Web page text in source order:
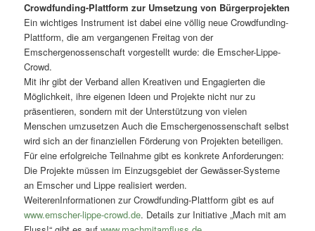
Crowdfunding-Plattform zur Umsetzung von Bürgerprojekten
Ein wichtiges Instrument ist dabei eine völlig neue Crowdfunding-
Plattform, die am vergangenen Freitag von der
Emschergenossenschaft vorgestellt wurde: die Emscher-Lippe-
Crowd.
Mit ihr gibt der Verband allen Kreativen und Engagierten die
Möglichkeit, ihre eigenen Ideen und Projekte nicht nur zu
präsentieren, sondern mit der Unterstützung von vielen
Menschen umzusetzen Auch die Emschergenossenschaft selbst
wird sich an der finanziellen Förderung von Projekten beteiligen.
Für eine erfolgreiche Teilnahme gibt es konkrete Anforderungen:
Die Projekte müssen im Einzugsgebiet der Gewässer-Systeme
an Emscher und Lippe realisiert werden.
WeiterenInformationen zur Crowdfunding-Plattform gibt es auf
www.emscher-lippe-crowd.de. Details zur Initiative „Mach mit am